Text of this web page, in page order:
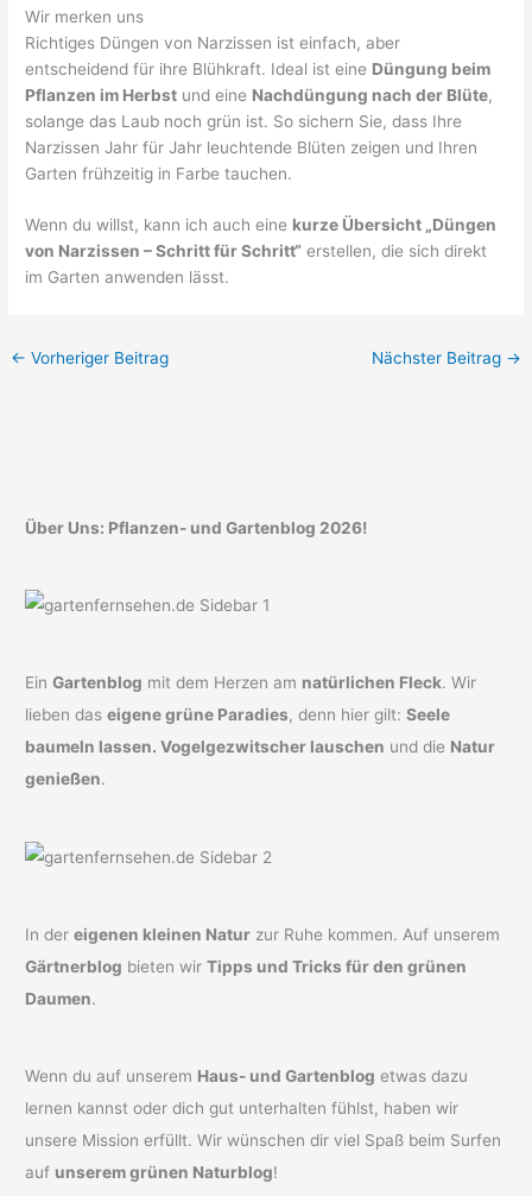
Wir merken uns
Richtiges Düngen von Narzissen ist einfach, aber
entscheidend für ihre Blühkraft. Ideal ist eine Düngung beim
Pflanzen im Herbst und eine Nachdüngung nach der Blüte,
solange das Laub noch grün ist. So sichern Sie, dass Ihre
Narzissen Jahr für Jahr leuchtende Blüten zeigen und Ihren
Garten frühzeitig in Farbe tauchen.
Wenn du willst, kann ich auch eine kurze Übersicht „Düngen
von Narzissen – Schritt für Schritt“ erstellen, die sich direkt
im Garten anwenden lässt.
← Vorheriger Beitrag Nächster Beitrag →
Über Uns: Pflanzen- und Gartenblog 2026!
EinGartenblog mit dem Herzen am natürlichen Fleck. Wir
lieben daseigene grüne Paradies, denn hier gilt:Seele
baumeln lassen. Vogelgezwitscher lauschen und die Natur
genießen.
In dereigenen kleinen Natur zur Ruhe kommen. Auf unserem
Gärtnerblog bieten wirTipps und Tricks für den grünen
Daumen.
Wenn du auf unserem Haus- und Gartenblog etwas dazu
lernen kannst oder dich gut unterhalten fühlst, haben wir
unsere Mission erfüllt. Wir wünschen dir viel Spaß beim Surfen
auf unserem grünen Naturblog!